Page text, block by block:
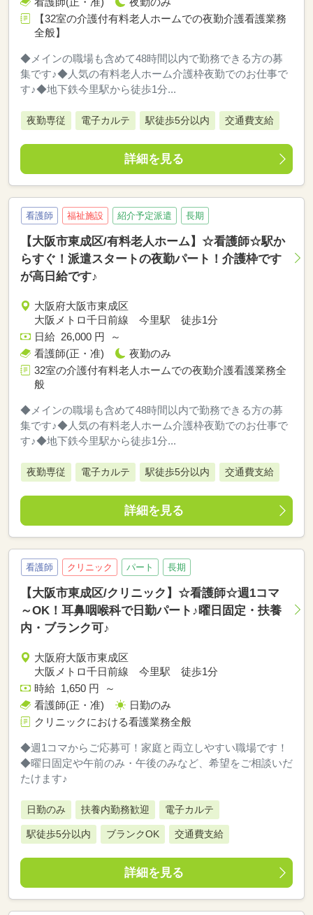
【32室の介護付有料老人ホームでの夜勤介護看護業務
全般】
◆メインの職場も含めて48時間以内で勤務できる方の募
集です♪◆人気の有料老人ホーム介護枠夜勤でのお仕事で
す♪◆地下鉄今里駅から徒歩1分...
夜勤専従 電子カルテ 駅徒歩5分以内 交通費支給
詳細を見る
看護師 福祉施設 紹介予定派遣 長期
【大阪市東成区/有料老人ホーム】☆看護師☆駅か
らすぐ！派遣スタートの夜勤パート！介護枠です
が高日給です♪
大阪府大阪市東成区
大阪メトロ千日前線 今里駅 徒歩1分
日給 26,000 円 ～
看護師(正・准)
夜勤のみ
32室の介護付有料老人ホームでの夜勤介護看護業務全
般
◆メインの職場も含めて48時間以内で勤務できる方の募
集です♪◆人気の有料老人ホーム介護枠夜勤でのお仕事で
す♪◆地下鉄今里駅から徒歩1分...
夜勤専従 電子カルテ 駅徒歩5分以内 交通費支給
詳細を見る
看護師 クリニック パート 長期
【大阪市東成区/クリニック】☆看護師☆週1コマ
～OK！耳鼻咽喉科で日勤パート♪曜日固定・扶養
内・ブランク可♪
大阪府大阪市東成区
大阪メトロ千日前線 今里駅 徒歩1分
時給 1,650 円 ～
看護師(正・准)
日勤のみ
クリニックにおける看護業務全般
◆週1コマからご応募可！家庭と両立しやすい職場です！
◆曜日固定や午前のみ・午後のみなど、希望をご相談いだ
たけます♪
日勤のみ 扶養内勤務歓迎 電子カルテ
駅徒歩5分以内 ブランクOK 交通費支給
詳細を見る